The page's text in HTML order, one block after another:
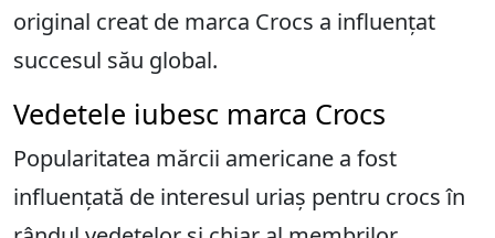
original creat de marca Crocs a influențat
succesul său global.
Vedetele iubesc marca Crocs
Popularitatea mărcii americane a fost
influențată de interesul uriaș pentru crocs în